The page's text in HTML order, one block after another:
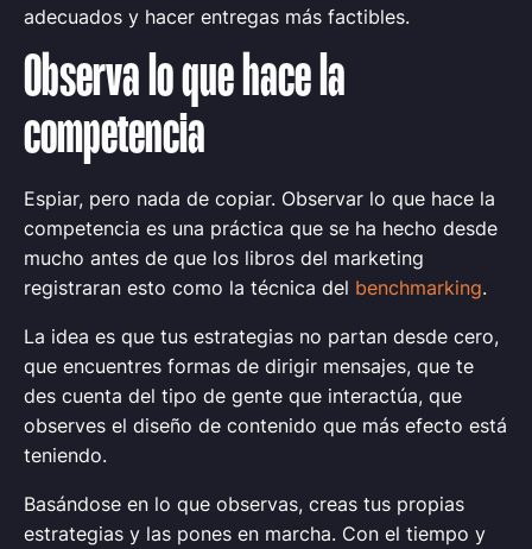
adecuados y hacer entregas más factibles.
Observa lo que hace la
competencia
Espiar, pero nada de copiar. Observar lo que hace la
competencia es una práctica que se ha hecho desde
mucho antes de que los libros del marketing
registraran esto como la técnica del benchmarking.
La idea es que tus estrategias no partan desde cero,
que encuentres formas de dirigir mensajes, que te
des cuenta del tipo de gente que interactúa, que
observes el diseño de contenido que más efecto está
teniendo.
Basándose en lo que observas, creas tus propias
estrategias y las pones en marcha. Con el tiempo y